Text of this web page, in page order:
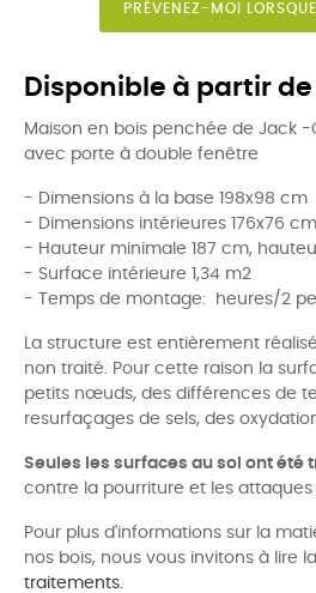
PRÉVENEZ-MOI
Disponible à partir
Maison en bois penchée de Jack
avec porte à double fenêtre
- Dimensions à la base 198x98 cm
- Dimensions intérieures 176x76 cm
- Hauteur minimale 187 cm,
- Surface intérieure 1,34 m2
- Temps de montage: heures/2
La structure est entièrement
non traité. Pour cette raison la
petits nœuds, des différences de
resurfaçages de sels, des
Seules les surfaces au sol ont été
contre la pourriture et les attaques
Pour plus d'informations sur la
nos bois, nous vous invitons à lire la
traitements.